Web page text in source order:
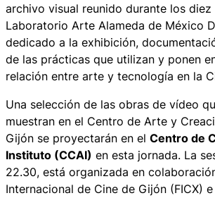
archivo visual reunido durante los
Laboratorio Arte Alameda de México
dedicado a la exhibición,
de las prácticas que utilizan y ponen
relación entre arte y tecnología en la
Una selección de las obras de vídeo
muestran en el Centro de Arte y
Gijón se proyectarán en el Centro de
Instituto (CCAI) en esta jornada. La
22.30, está organizada en
Internacional de Cine de Gijón (FICX)